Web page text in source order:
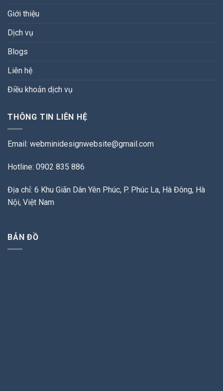
Giới thiệu
Dịch vụ
Blogs
Liên hệ
Điều khoản dịch vụ
THÔNG TIN LIÊN HỆ
Email: webminidesignwebsite@gmail.com
Hotline: 0902 835 886
Địa chỉ: 6 Khu Giãn Dân Yên Phúc, P. Phúc La, Hà Đông, Hà
Nội, Việt Nam
BẢN ĐỒ